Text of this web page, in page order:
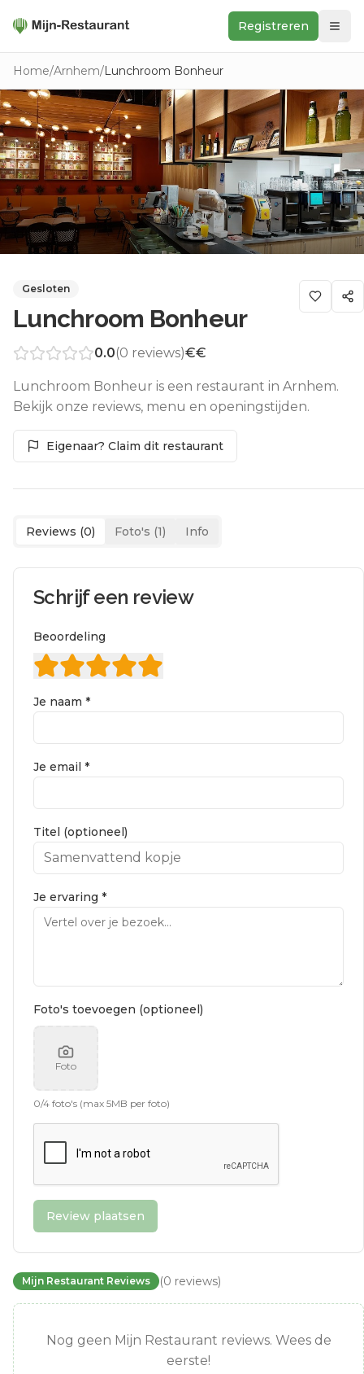
Registreren
Zoeken
In de buurt
Ontdek
Keukens
Foodwall
Reviews
Home/Arnhem/Lunchroom Bonheur
Gesloten
Lunchroom Bonheur
0.0(0 reviews)€€
Lunchroom Bonheur is een restaurant in Arnhem.
Bekijk onze reviews, menu en openingstijden.
Eigenaar? Claim dit restaurant
Reviews (0) Foto's (1) Info
Schrijf een review
Beoordeling
Je naam *
Je email *
Titel (optioneel)
Je ervaring *
Foto's toevoegen (optioneel)
Foto
0/4 foto's (max 5MB per foto)
Review plaatsen
Mijn Restaurant Reviews (0 reviews)
Nog geen Mijn Restaurant reviews. Wees de
eerste!